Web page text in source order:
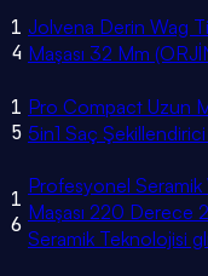
1
4
Jolvena Derin Wag
Maşası 32 Mm
1
5
Pro Compact Uzun
5in1 Saç
1
6
Profesyonel Seramik
Maşası 220 Derece
Seramik Teknolojisi